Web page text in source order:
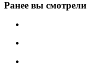
Ранее вы смотрели